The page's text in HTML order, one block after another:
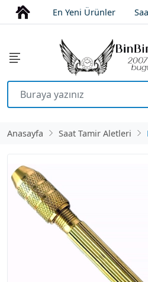
En Yeni Ürünler
Anasayfa Saat Tamir Aletleri